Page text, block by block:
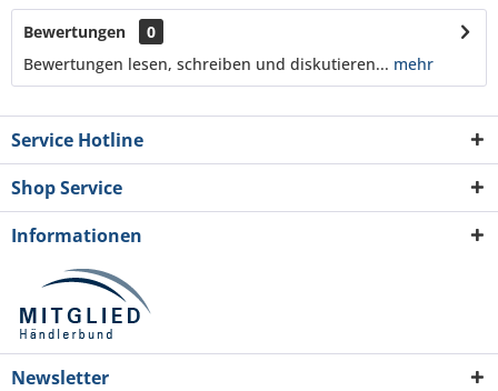
Bewertungen
0
Bewertungen lesen, schreiben und diskutieren... mehr
Service Hotline
Shop Service
Informationen
Newsletter